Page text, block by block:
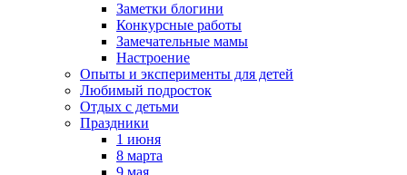
Заметки блогини
Конкурсные работы
Замечательные мамы
Настроение
Опыты и эксперименты для детей
Любимый подросток
Отдых с детьми
Праздники
1 июня
8 марта
9 мая